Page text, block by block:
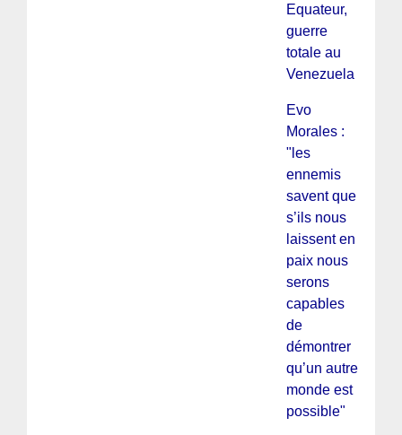
Equateur,
guerre
totale au
Venezuela
Evo
Morales :
"les
ennemis
savent que
s’ils nous
laissent en
paix nous
serons
capables
de
démontrer
qu’un autre
monde est
possible"